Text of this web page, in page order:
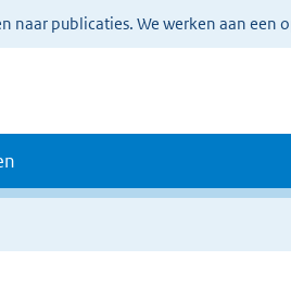
publicaties. We werken aan een